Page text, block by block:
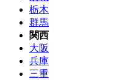
栃木
群馬
関西
大阪
兵庫
三重